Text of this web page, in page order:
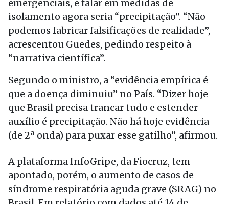
emergenciais, e falar em medidas de
isolamento agora seria “precipitação”. “Não
podemos fabricar falsificações de realidade”,
acrescentou Guedes, pedindo respeito à
“narrativa científica”.
Segundo o ministro, a “evidência empírica é
que a doença diminuiu” no País. “Dizer hoje
que Brasil precisa trancar tudo e estender
auxílio é precipitação. Não há hoje evidência
(de 2ª onda) para puxar esse gatilho”, afirmou.
A plataforma InfoGripe, da Fiocruz, tem
apontado, porém, o aumento de casos de
síndrome respiratória aguda grave (SRAG) no